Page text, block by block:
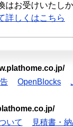
はお受けいたし
詳しくはこちら
OpenBlocks
いて
見積書・